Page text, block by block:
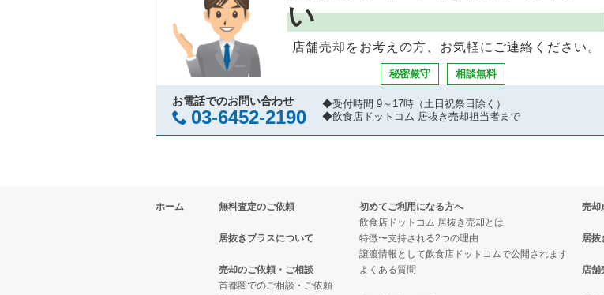
い
店舗売却をお考えの方、お気軽にご連絡ください。
秘密厳守 相談無料
お電話でのお問い合わせ
03-6452-2190
◆受付時間 9～17時（土日祝祭日除く）
◆飲食店ドットコム 居抜き売却担当者まで
ホーム 無料査定のご依頼
居抜きプラスについて
売却のご依頼・ご相談
首都圏でのご相談・ご依頼
初めてご利用になる方へ
飲食店ドットコム 居抜き売却とは
特徴〜支持される2つの理由
譲渡情報として飲食店ドットコムで公開されます
よくある質問
売却
居抜
店舗